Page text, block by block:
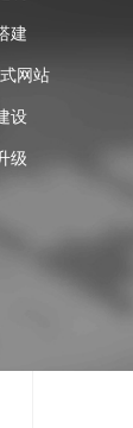
建
网站
设
级
推广
化
化
服务
决方案
修